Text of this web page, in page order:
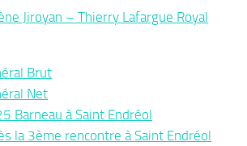
Jiroyan – Thierry Lafargue Royal
Brut
Net
Barneau à Saint Endréol
la 3ème rencontre à Saint Endréol